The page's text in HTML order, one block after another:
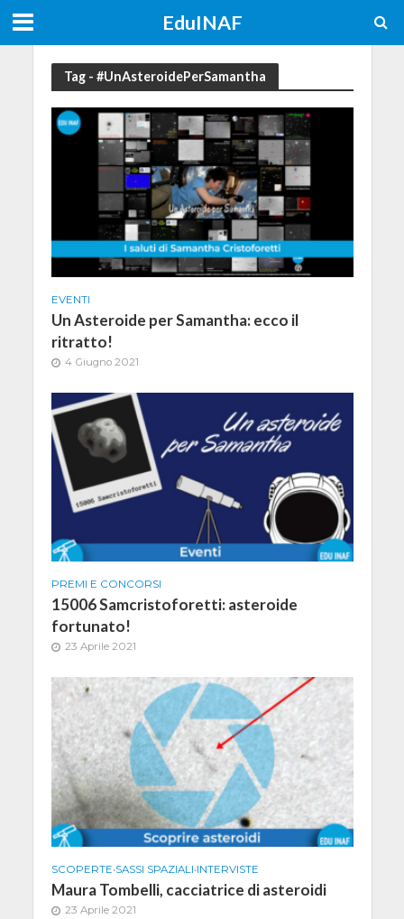
EduINAF
Tag - #UnAsteroidePerSamantha
EVENTI
Un Asteroide per Samantha: ecco il
ritratto!
4 Giugno 2021
PREMI E CONCORSI
15006 Samcristoforetti: asteroide
fortunato!
23 Aprile 2021
SCOPERTE•SASSI SPAZIALI•INTERVISTE
Maura Tombelli, cacciatrice di asteroidi
23 Aprile 2021